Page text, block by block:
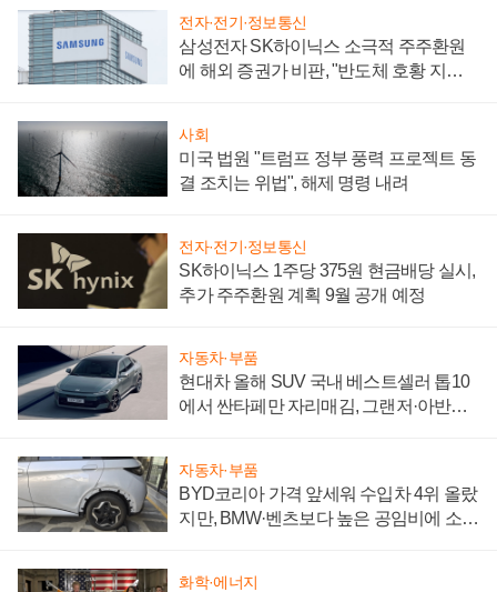
전자·전기·정보통신
삼성전자 SK하이닉스 소극적 주주환원
에 해외 증권가 비판, "반도체 호황 지속
사회
미국 법원 "트럼프 정부 풍력 프로젝트 동
결 조치는 위법", 해제 명령 내려
전자·전기·정보통신
SK하이닉스 1주당 375원 현금배당 실시,
추가 주주환원 계획 9월 공개 예정
자동차·부품
현대차 올해 SUV 국내 베스트셀러 톱10
에서 싼타페만 자리매김, 그랜저·아반떼
자동차·부품
BYD코리아 가격 앞세워 수입차 4위 올랐
지만, BMW·벤츠보다 높은 공임비에 소비
화학·에너지